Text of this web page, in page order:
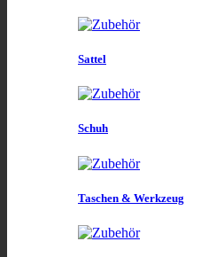
Sattel
Schuh
Taschen & Werkzeug